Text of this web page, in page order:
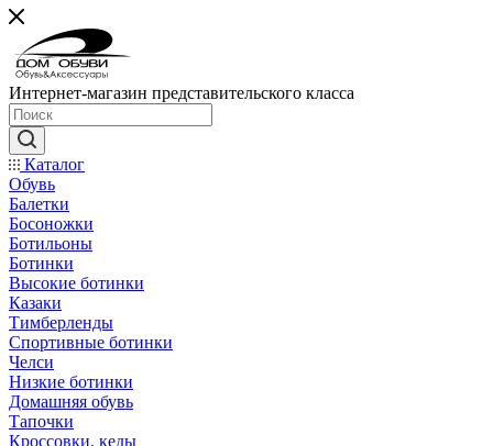
Интернет-магазин представительского класса
Каталог
Обувь
Балетки
Босоножки
Ботильоны
Ботинки
Высокие ботинки
Казаки
Тимберленды
Спортивные ботинки
Челси
Низкие ботинки
Домашняя обувь
Тапочки
Кроссовки, кеды